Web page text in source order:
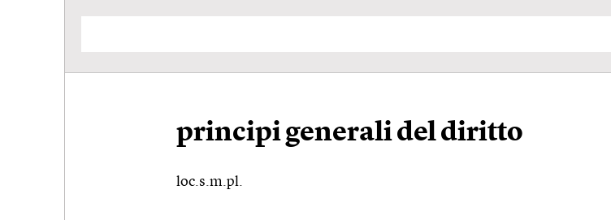
principi generali del diritto
loc.s.m.pl.